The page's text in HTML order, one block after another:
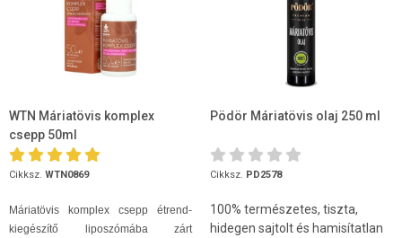
WTN Máriatövis komplex
csepp 50ml
Cikksz. WTN0869
Máriatövis komplex csepp étrend-
kiegészítő liposzómába zárt
Pödör Máriatövis olaj 250 ml
Cikksz. PD2578
100% természetes, tiszta,
hidegen sajtolt és hamisítatlan